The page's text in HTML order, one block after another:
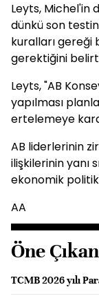
Leyts, Michel'in
dünkü son
kuralları gereği
gerektiğini
Leyts, "AB
yapılması
ertelemeye
AB liderlerinin
ilişkilerinin yanı
ekonomik
AA
Öne
TCMB 2026 yılı